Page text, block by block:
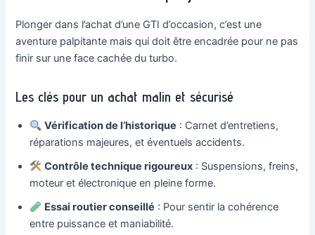
Plonger dans l’achat d’une GTI d’occasion, c’est une
aventure palpitante mais qui doit être encadrée pour ne pas
finir sur une face cachée du turbo.
Les clés pour un achat malin et sécurisé
Vérification de l’historique : Carnet d’entretiens,
réparations majeures, et éventuels accidents.
Contrôle technique rigoureux : Suspensions, freins,
moteur et électronique en pleine forme.
Essai routier conseillé : Pour sentir la cohérence
entre puissance et maniabilité.